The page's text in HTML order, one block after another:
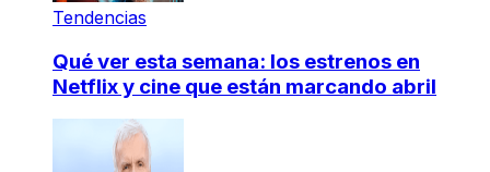
Tendencias
Qué ver esta semana: los estrenos en
Netflix y cine que están marcando abril